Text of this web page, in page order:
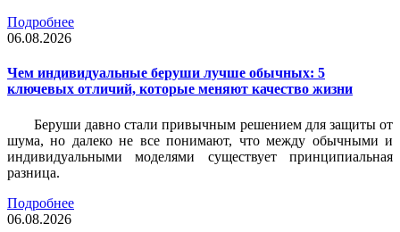
Подробнее
06.08.2026
Чем индивидуальные беруши лучше обычных: 5
ключевых отличий, которые меняют качество жизни
Беруши давно стали привычным решением для защиты от
шума, но далеко не все понимают, что между обычными и
индивидуальными моделями существует принципиальная
разница.
Подробнее
06.08.2026